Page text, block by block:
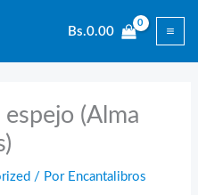
Bs.0.00
(Alma
/ Por Encantalibros